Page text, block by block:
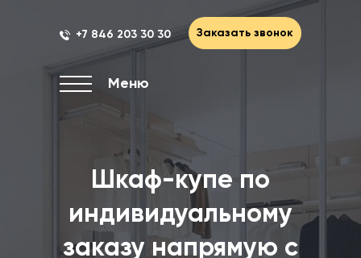
+7 846 203 30 30 Заказать звонок
Меню
Шкаф-купе по
индивидуальному
заказу напрямую с